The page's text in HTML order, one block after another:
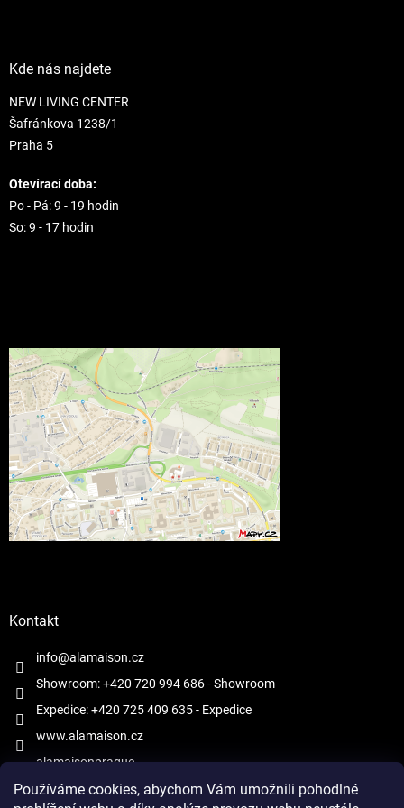
Používáme cookies, abychom Vám umožnili pohodlné
Kde nás najdete
NEW LIVING CENTER
Šafránkova 1238/1
Praha 5
Otevírací doba:
Po - Pá: 9 - 19 hodin
So: 9 - 17 hodin
Kontakt
info@alamaison.cz
Showroom: +420 720 994 686- Showroom
Expedice: +420 725 409 635- Expedice
www.alamaison.cz
alamaisonprague